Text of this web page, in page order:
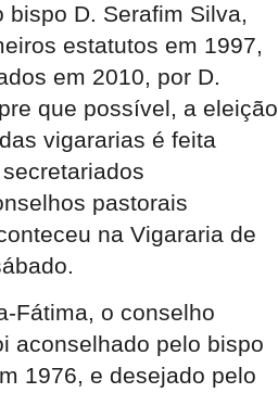
bispo D. Serafim Silva,
estatutos em 1997,
em 2010, por D.
que possível, a eleição
vigararias é feita
pastorais
na Vigararia de
Fátima, o conselho
aconselhado pelo bispo
1976, e desejado pelo